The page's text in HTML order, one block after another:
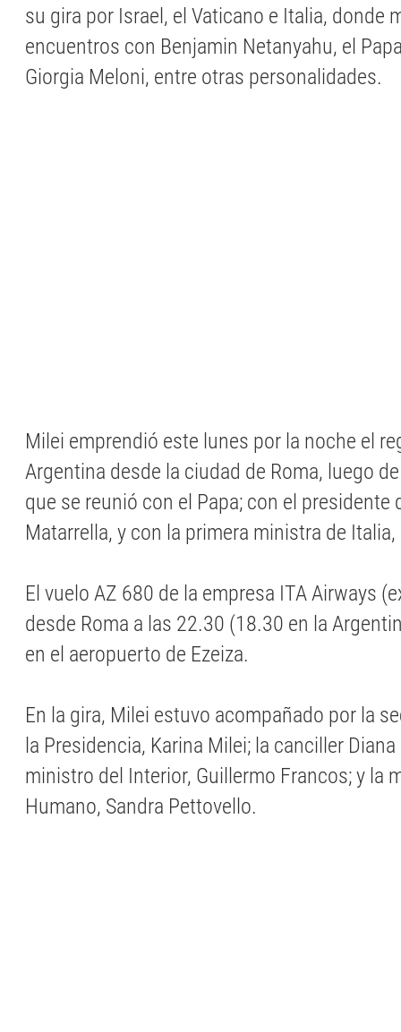
su gira por Israel, el Vaticano e Italia, donde
encuentros con Benjamin Netanyahu, el
Giorgia Meloni, entre otras personalidades.
Milei emprendió este lunes por la noche el
Argentina desde la ciudad de Roma, luego
que se reunió con el Papa; con el presidente
Matarrella, y con la primera ministra de
El vuelo AZ 680 de la empresa ITA Airways
desde Roma a las 22.30 (18.30 en la
en el aeropuerto de Ezeiza.
En la gira, Milei estuvo acompañado por la
la Presidencia, Karina Milei; la canciller
ministro del Interior, Guillermo Francos; y la
Humano, Sandra Pettovello.